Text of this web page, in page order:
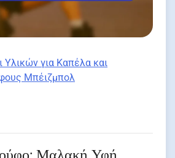
Υλικών για Καπέλα και
Μπέιζμπολ